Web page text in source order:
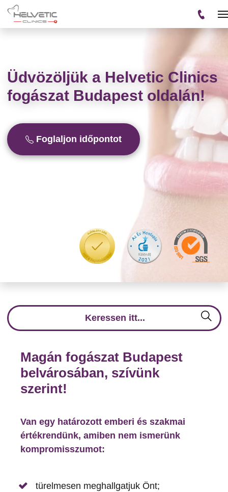
Üdvözöljük a Helvetic Clinics
fogászat Budapest oldalán!
Foglaljon időpontot
Magán fogászat Budapest
belvárosában, szívünk
szerint!
Van egy határozott emberi és szakmai
értékrendünk, amiben nem ismerünk
kompromisszumot:
türelmesen meghallgatjuk Önt;